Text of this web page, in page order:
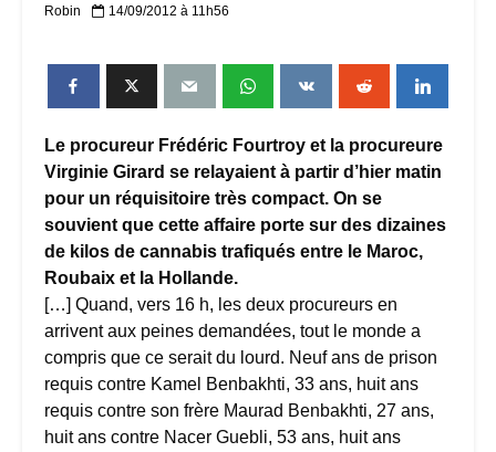
Robin 14/09/2012 à 11h56
Le procureur Frédéric Fourtroy et la procureure
Virginie Girard se relayaient à partir d’hier matin
pour un réquisitoire très compact. On se
souvient que cette affaire porte sur des dizaines
de kilos de cannabis trafiqués entre le Maroc,
Roubaix et la Hollande.
[…] Quand, vers 16 h, les deux procureurs en
arrivent aux peines demandées, tout le monde a
compris que ce serait du lourd. Neuf ans de prison
requis contre Kamel Benbakhti, 33 ans, huit ans
requis contre son frère Maurad Benbakhti, 27 ans,
huit ans contre Nacer Guebli, 53 ans, huit ans